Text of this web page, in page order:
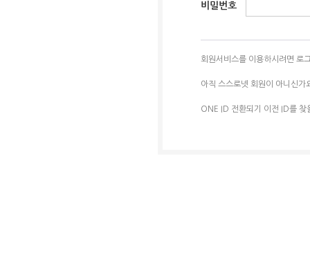
비밀번호
회원서비스를 이용하시려면 로
아직 스스로넷 회원이 아니신가
ONE ID 전환되기 이전 ID를 찾